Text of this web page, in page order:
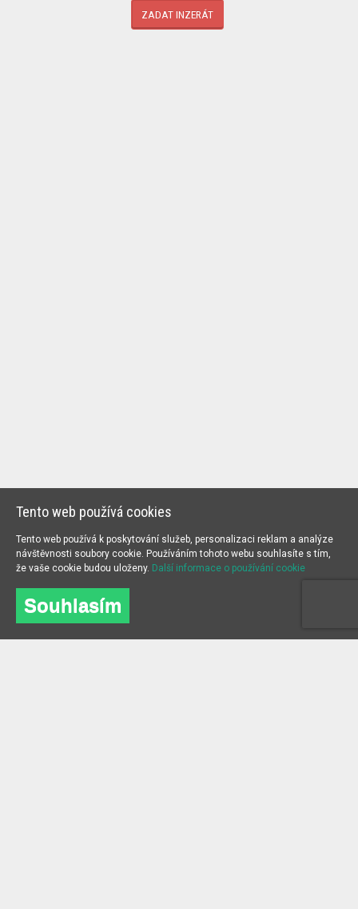
ZADAT INZERÁT
Tento web používá cookies
Tento web používá k poskytování služeb, personalizaci reklam a analýze
návštěvnosti soubory cookie. Používáním tohoto webu souhlasíte s tím,
že vaše cookie budou uloženy. Další informace o používání cookie
Souhlasím